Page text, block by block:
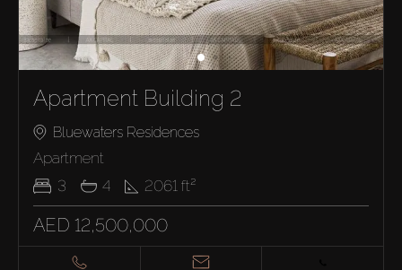
Apartment Building 2
Bluewaters Residences
Apartment
3
4 2061 ft²
AED 12,500,000